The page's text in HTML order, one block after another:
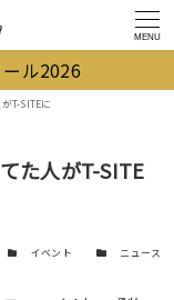
MENU
ル2026
T-SITEに
た人がT-SITE
カテゴリー
イベント カテゴリー
ニュース